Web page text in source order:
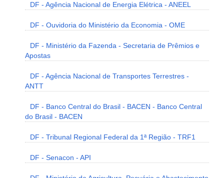
DF - Agência Nacional de Energia Elétrica - ANEEL
DF - Ouvidoria do Ministério da Economia - OME
DF - Ministério da Fazenda - Secretaria de Prêmios e
Apostas
DF - Agência Nacional de Transportes Terrestres -
ANTT
DF - Banco Central do Brasil - BACEN - Banco Central
do Brasil - BACEN
DF - Tribunal Regional Federal da 1ª Região - TRF1
DF - Senacon - API